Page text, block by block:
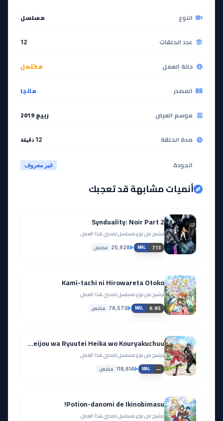
النوع مسلسل
عدد الحلقات 12
حالة العمل مكتمل
المصدر مانجا
موسم العرض ربيع 2019
مدة الحلقة 12 دقيقة
الجودة غير معروف
أنميات مشابهة قد تعجبك
Synduality: Noir Part 2
ترشيح من نوع مسلسل لمحبي هذا العمل.
MAL 7.13
25,928 مكتمل
Kami-tachi ni Hirowareta Otoko
ترشيح من نوع مسلسل لمحبي هذا العمل.
MAL 6.95
78,573 مكتمل
Yarinaoshi Reijou wa Ryuutei Heika wo Kouryakuchuu
ترشيح من نوع مسلسل لمحبي هذا العمل.
MAL —
118,614 مكتمل
Potion-danomi de Ikinobimasu!
ترشيح من نوع مسلسل لمحبي هذا العمل.